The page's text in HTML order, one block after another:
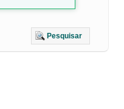
Pesquisar